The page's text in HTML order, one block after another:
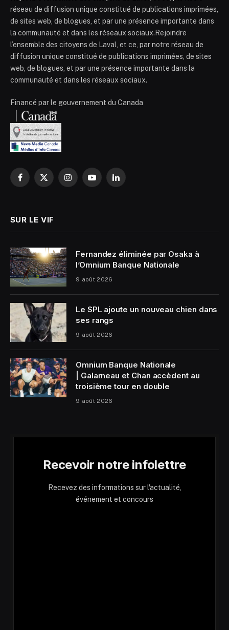
réseau de diffusion unique constitué de publications imprimées,
de sites web, de blogues, et par une présence importante dans
la communauté et dans les réseaux sociaux.Rejoindre
l’ensemble des citoyens de Laval, et ce, par notre réseau de
diffusion unique constitué de publications imprimées, de sites
web, de blogues, et par une présence importante dans la
communauté et dans les réseaux sociaux.
Financé par le gouvernement du Canada
Facebook
X
InstagramYouTubeLinkedIn
SUR LE VIF
Fernandez éliminée par Osaka à
l’Omnium Banque Nationale
9 août 2026
Le SPL ajoute un nouveau chien dans
ses rangs
9 août 2026
Omnium Banque Nationale
| Galarneau et Chan accèdent au
troisième tour en double
9 août 2026
Recevoir notre infolettre
Recevez des informations sur l'actualité,
événement et concours